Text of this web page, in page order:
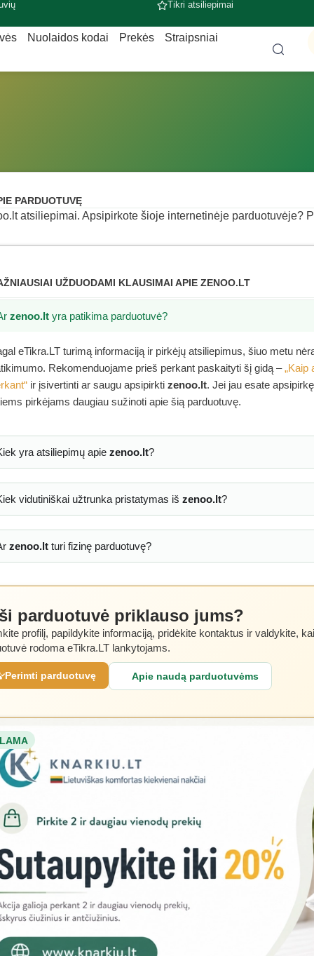
Tikri atsiliepimai
Nuolaidos kodai Prekės Straipsniai
PARDUOTUVĘ
atsiliepimai. Apsipirkote šioje internetinėje parduotuvėje?
UŽDUODAMI KLAUSIMAI APIE ZENOO.LT
zenoo.lt yra patikima parduotuvė?
eTikra.LT turimą informaciją ir pirkėjų atsiliepimus, šiuo metu
Rekomenduojame prieš perkant paskaityti šį gidą –„Kaip
ir įsivertinti ar saugu apsipirkti zenoo.lt. Jei jau esate apsipirkę
pirkėjams daugiau sužinoti apie šią parduotuvę.
yra atsiliepimų apie zenoo.lt?
vidutiniškai užtrunka pristatymas iš zenoo.lt?
zenoo.ltturi fizinę parduotuvę?
parduotuvė priklauso jums?
profilį, papildykite informaciją, pridėkite kontaktus ir valdykite,
rodoma eTikra.LT lankytojams.
Perimti parduotuvę Apie naudą parduotuvėms